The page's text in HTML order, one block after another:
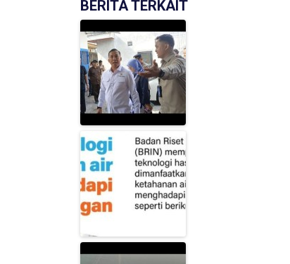
BERITA TERKAIT